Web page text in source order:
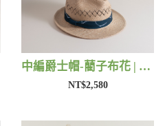
中編爵士帽-藺子布花 | 藺子
NT$2,580